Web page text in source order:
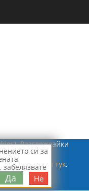
си за
Да Не
Солюшънс ЕООД
Разглеждайки
с
информация тук.